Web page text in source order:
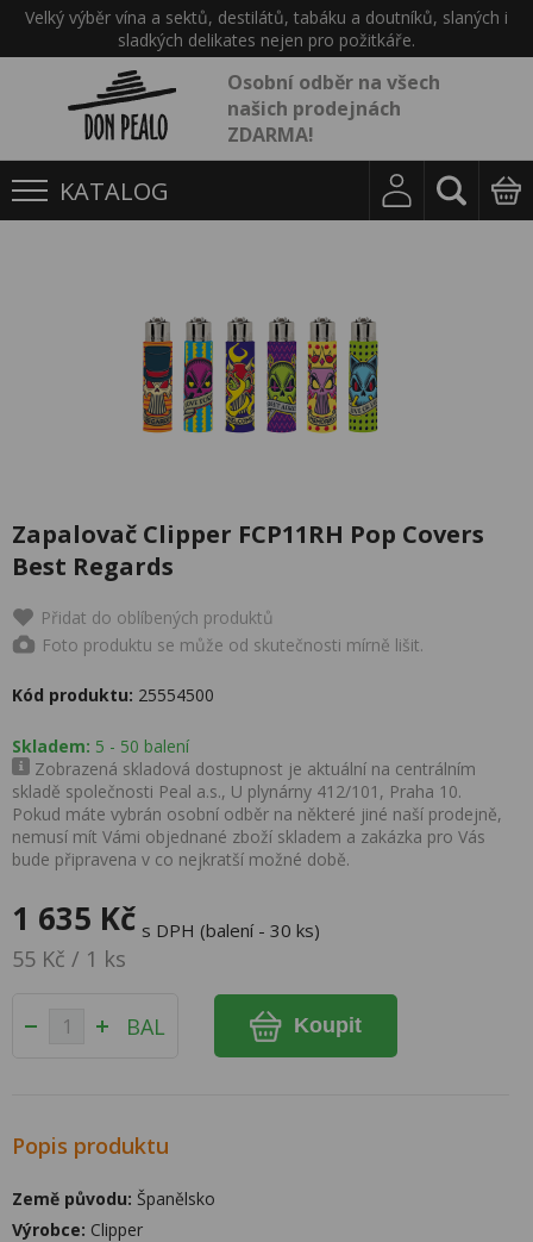
Velký výběr vína a sektů, destilátů, tabáku a doutníků, slaných i
sladkých delikates nejen pro požitkáře.
Osobní odběr na všech
našich prodejnách
ZDARMA!
KATALOG
Zapalovač Clipper FCP11RH Pop Covers
Best Regards
Přidat do oblíbených produktů
Foto produktu se může od skutečnosti mírně lišit.
Kód produktu: 25554500
Skladem: 5 - 50 balení
Zobrazená skladová dostupnost je aktuální na centrálním
skladě společnosti Peal a.s., U plynárny 412/101, Praha 10.
Pokud máte vybrán osobní odběr na některé jiné naší prodejně,
nemusí mít Vámi objednané zboží skladem a zakázka pro Vás
bude připravena v co nejkratší možné době.
1 635 Kč s DPH (balení - 30 ks)
55 Kč / 1 ks
BAL Koupit
Popis produktu
Země původu: Španělsko
Výrobce: Clipper